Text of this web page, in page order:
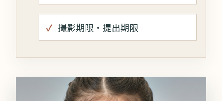
撮影期限・提出期限